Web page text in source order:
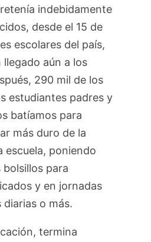
indebidamente
desde el 15 de
escolares del país,
llegado aún a los
290 mil de los
estudiantes padres y
batíamos para
más duro de la
escuela, poniendo
para
y en jornadas
diarias o más.
termina